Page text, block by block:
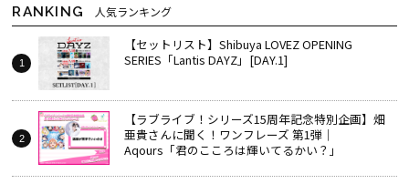
RANKING 人気ランキング
【セットリスト】Shibuya LOVEZ OPENING
SERIES「Lantis DAYZ」[DAY.1]
【ラブライブ！シリーズ15周年記念特別企画】畑
亜貴さんに聞く！ワンフレーズ 第1弾｜
Aqours「君のこころは輝いてるかい？」